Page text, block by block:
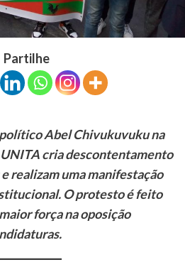
Partilhe
Abel Chivukuvuku na
cria descontentamento
realizam uma manifestação
O protesto é feito
força na oposição